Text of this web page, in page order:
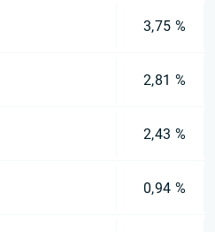
3,75 %
2,81 %
2,43 %
0,94 %